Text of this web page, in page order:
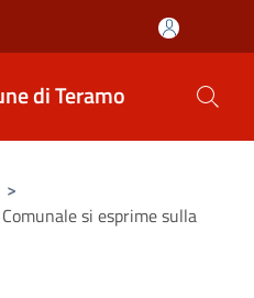
di Teramo
>
si esprime sulla